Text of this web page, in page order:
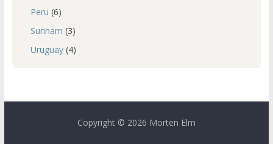
Peru (6)
Surinam (3)
Uruguay(4)
Copyright © 2026 Morten Elm